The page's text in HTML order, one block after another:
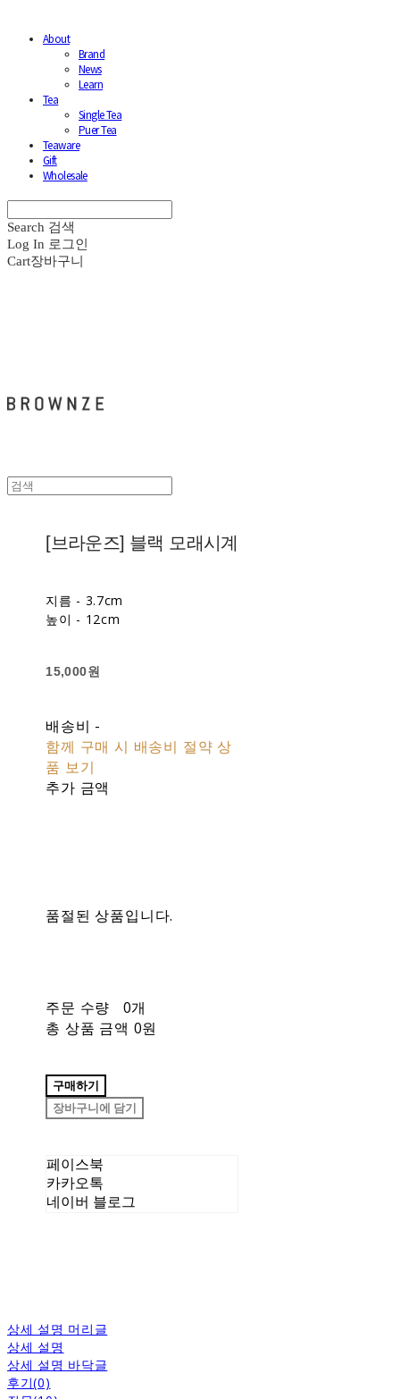
About
Brand
News
Learn
Tea
Single Tea
Puer Tea
Teaware
Gift
Wholesale
Search 검색
Log In 로그인
Cart장바구니
[브라운즈] 블랙 모래시계
지름 - 3.7cm
높이 - 12cm
15,000원
배송비 -
함께 구매 시 배송비 절약 상
품 보기
추가 금액
품절된 상품입니다.
주문 수량
0개
총 상품 금액 0원
구매하기
장바구니에 담기
페이스북
카카오톡
네이버 블로그
상세 설명 머리글
상세 설명
상세 설명 바닥글
후기(0)